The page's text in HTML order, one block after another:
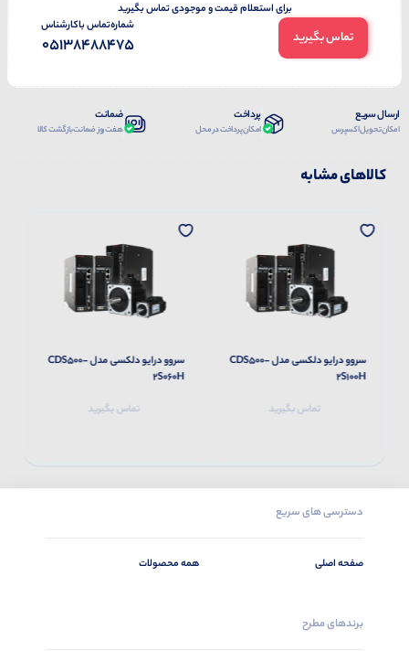
برای استعلام قیمت و موجودی تماس بگیرید
تماس بگیرید
شماره‌تماس‌ با‌کارشناس
05138488475
ارسال سریع
امکان تحویل اکسپرس
پرداخت
امکان پرداخت در محل
ضمانت
هفت روز ضمانت بازگشت کالا
کالاهای مشابه
سروو درایو دلکسی مدل CDS500-
2S100H
تماس بگیرید
سروو درایو دلکسی مدل CDS500-
2S060H
تماس بگیرید
دسترسی های سریع
صفحه اصلی همه محصولات
برندهای مطرح